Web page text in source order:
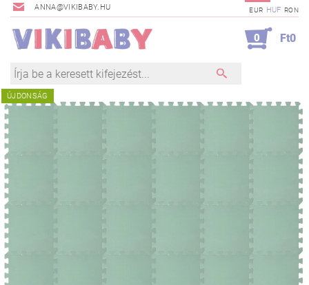
ANNA@VIKIBABY.HU EUR HUF RON
0 Ft0
ÚJDONSÁG